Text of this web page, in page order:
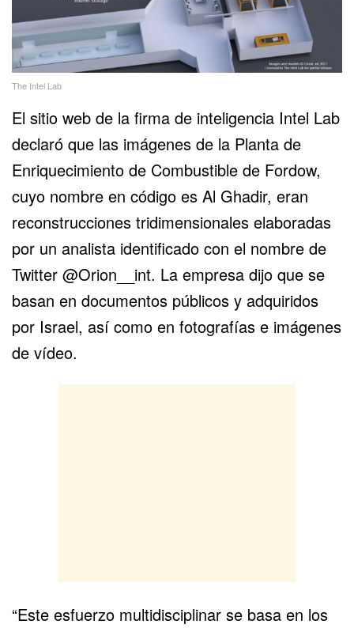
The Intel Lab
El sitio web de la firma de inteligencia Intel Lab
declaró que las imágenes de la Planta de
Enriquecimiento de Combustible de Fordow,
cuyo nombre en código es Al Ghadir, eran
reconstrucciones tridimensionales elaboradas
por un analista identificado con el nombre de
Twitter @Orion__int. La empresa dijo que se
basan en documentos públicos y adquiridos
por Israel, así como en fotografías e imágenes
de vídeo.
“Este esfuerzo multidisciplinar se basa en los